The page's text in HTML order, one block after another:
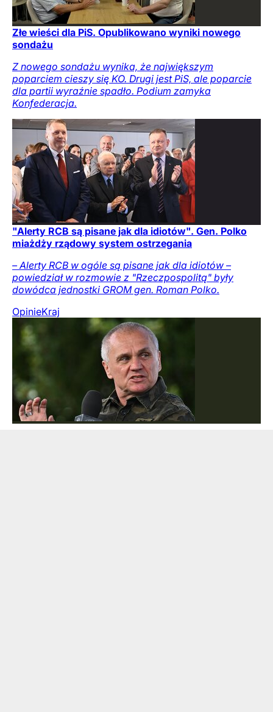
Złe wieści dla PiS. Opublikowano wyniki nowego
sondażu
Z nowego sondażu wynika, że największym
poparciem cieszy się KO. Drugi jest PiS, ale poparcie
dla partii wyraźnie spadło. Podium zamyka
Konfederacja.
"Alerty RCB są pisane jak dla idiotów". Gen. Polko
miażdży rządowy system ostrzegania
– Alerty RCB w ogóle są pisane jak dla idiotów –
powiedział w rozmowie z "Rzeczpospolitą" były
dowódca jednostki GROM gen. Roman Polko.
OpinieKraj